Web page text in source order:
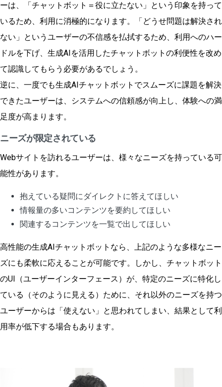
ーは、「チャットボット＝役に立たない」という印象を持って
いるため、利用に消極的になります。「どうせ問題は解決され
ない」というユーザーの不信感を払拭するため、利用へのハー
ドルを下げ、生成AIを活用したチャットボットの利便性を改め
て認識してもらう必要があるでしょう。
逆に、一度でも生成AIチャットボットでスムーズに課題を解決
できたユーザーは、システムへの信頼感が向上し、体験への満
足度が高まります。
ニーズが限定されている
Webサイトを訪れるユーザーは、様々なニーズを持っている可
能性があります。
抱えている疑問にダイレクトに答えてほしい
情報量の多いコンテンツを要約してほしい
関連するコンテンツを一覧で出してほしい
高性能の生成AIチャットボットなら、上記のような多様なニー
ズにも柔軟に応えることが可能です。しかし、チャットボット
のUI（ユーザーインターフェース）が、特定のニーズに特化し
ている（そのように見える）ために、それ以外のニーズを持つ
ユーザーからは「使えない」と思われてしまい、結果として利
用率が低下する場合もあります。